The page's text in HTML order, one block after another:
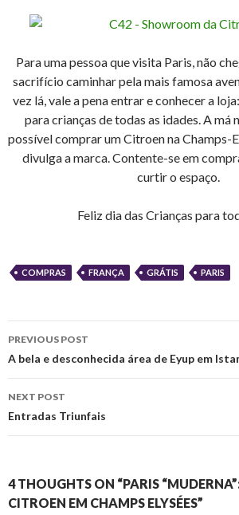
Para uma pessoa que visita Paris, não
sacrifício caminhar pela mais famosa
vez lá, vale a pena entrar e conhecer a
para crianças de todas as idades. A má
possível comprar um Citroen na Champs-
divulga a marca. Contente-se em
curtir o espaço.
Feliz dia das Crianças para
COMPRAS FRANÇA GRÁTIS PARIS
Post
navigation
PREVIOUS POST
A bela e desconhecida área de Eyup em
NEXT POST
Entradas Triunfais
4 THOUGHTS ON “PARIS
CITROEN EM CHAMPS ELYSÉES”